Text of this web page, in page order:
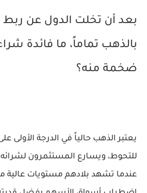
بعد أن تخلت الدول عن ربط
بالذهب تماماً، ما فائدة
ضخمة منه؟
يعتبر الذهب حالياً في الدرجة الأولى
للتحوط، ويسارع المستثمرون لشرائه
عندما تشهد بلادهم مستويات عالية